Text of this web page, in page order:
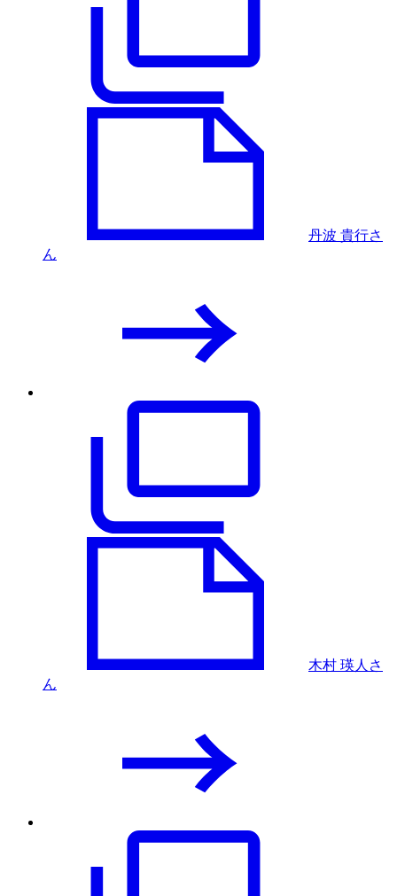
丹波 貴行さ
ん
木村 瑛人さ
ん